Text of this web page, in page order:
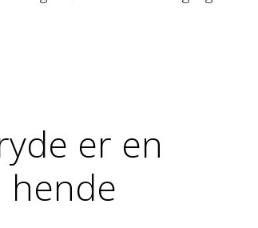
er en
hende